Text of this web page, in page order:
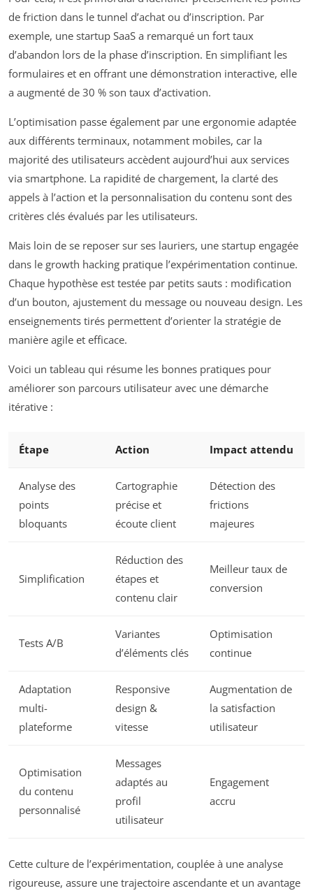
de friction dans le tunnel d’achat ou d’inscription. Par
exemple, une startup SaaS a remarqué un fort taux
d’abandon lors de la phase d’inscription. En simplifiant les
formulaires et en offrant une démonstration interactive, elle
a augmenté de 30 % son taux d’activation.
L’optimisation passe également par une ergonomie adaptée
aux différents terminaux, notamment mobiles, car la
majorité des utilisateurs accèdent aujourd’hui aux services
via smartphone. La rapidité de chargement, la clarté des
appels à l’action et la personnalisation du contenu sont des
critères clés évalués par les utilisateurs.
Mais loin de se reposer sur ses lauriers, une startup engagée
dans le growth hacking pratique l’expérimentation continue.
Chaque hypothèse est testée par petits sauts : modification
d’un bouton, ajustement du message ou nouveau design. Les
enseignements tirés permettent d’orienter la stratégie de
manière agile et efficace.
Voici un tableau qui résume les bonnes pratiques pour
améliorer son parcours utilisateur avec une démarche
itérative :
Étape Action Impact attendu
Analyse des
points
bloquants
Cartographie
précise et
écoute client
Détection des
frictions
majeures
Simplification
Réduction des
étapes et
contenu clair
Meilleur taux de
conversion
Tests A/B
Variantes
d’éléments clés
Optimisation
continue
Adaptation
multi-
plateforme
Responsive
design &
vitesse
Augmentation de
la satisfaction
utilisateur
Optimisation
du contenu
personnalisé
Messages
adaptés au
profil
utilisateur
Engagement
accru
Cette culture de l’expérimentation, couplée à une analyse
rigoureuse, assure une trajectoire ascendante et un avantage